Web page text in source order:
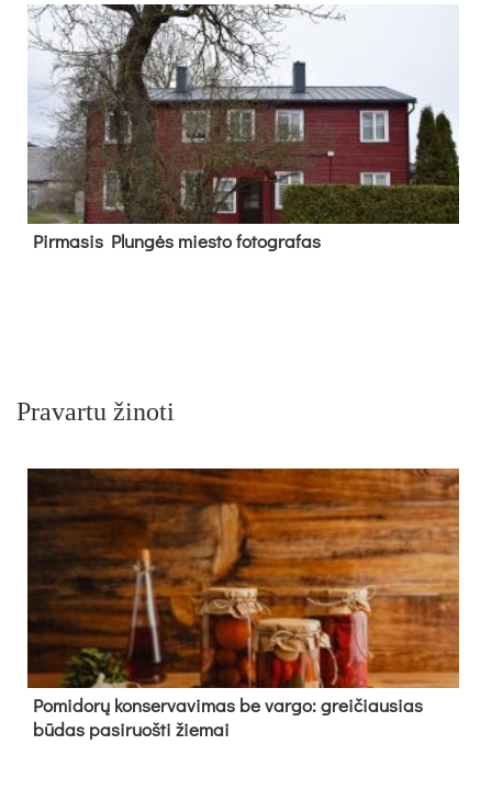
Pir­ma­sis Plun­gės mies­to fo­tog­ra­fas
Pravartu žinoti
Pomidorų konservavimas be vargo: greičiausias
būdas pasiruošti žiemai